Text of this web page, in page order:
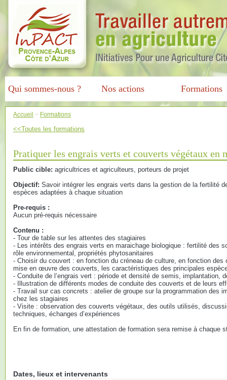
Qui sommes-nous ? Nos actions Formations
Accueil > Formations
<<Toutes les formations
Pratiquer les engrais verts et couverts végétaux en
Public cible: agricultrices et agriculteurs, porteurs de projet
Objectif: Savoir intégrer les engrais verts dans la gestion de la fertilité
espèces adaptées à chaque situation
Pre-requis :
Aucun pré-requis nécessaire
Contenu :
- Tour de table sur les attentes des stagiaires
- Les intérêts des engrais verts en maraichage biologique : fertilité des
rôle environnemental, propriétés phytosanitaires
- Choisir du couvert : en fonction du créneau de culture, en fonction
mise en œuvre des couverts, les caractéristiques des principales
- Conduite de l’engrais vert : période et densité de semis, implantation,
- Illustration de différents modes de conduite des couverts et de leurs
- Travail sur cas concrets : atelier de groupe sur la programmation des
chez les stagiaires
- Visite : observation des couverts végétaux, des outils utilisés,
techniques, échanges d’expériences
En fin de formation, une attestation de formation sera remise à chaque
Dates, lieux et intervenants